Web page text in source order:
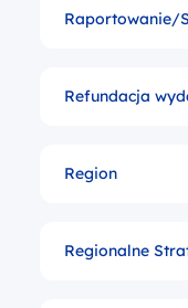
Raportowanie/
Refundacja
Zwrot przez
Region
Regionalne
Ma na celu